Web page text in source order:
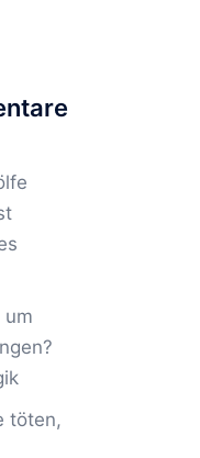
um
töten,